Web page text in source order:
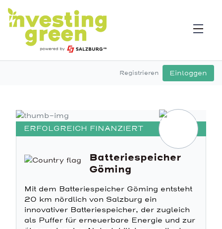
Registrieren Einloggen
ERFOLGREICH FINANZIERT
Batteriespeicher
Göming
Mit dem Batteriespeicher Göming entsteht
20 km nördlich von Salzburg ein
innovativer Batteriespeicher, der zugleich
als Puffer für erneuerbare Energie und zur